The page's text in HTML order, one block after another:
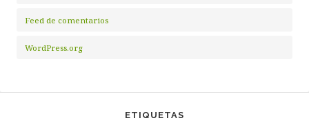
Feed de comentarios
WordPress.org
ETIQUETAS